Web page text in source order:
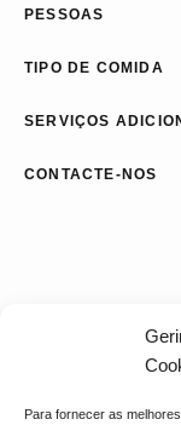
Para fornecer as
PESSOAS
TIPO DE COMIDA
SERVIÇOS
CONTACTE-NOS